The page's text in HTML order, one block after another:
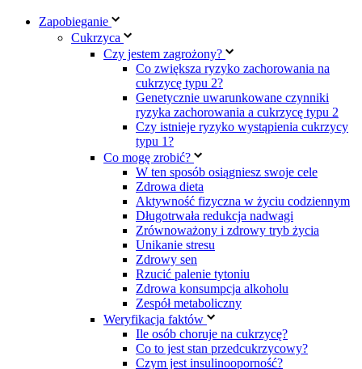
Zapobieganie
Cukrzyca
Czy jestem zagrożony?
Co zwiększa ryzyko zachorowania na
cukrzycę typu 2?
Genetycznie uwarunkowane czynniki
ryzyka zachorowania a cukrzycę typu 2
Czy istnieje ryzyko wystąpienia cukrzycy
typu 1?
Co mogę zrobić?
W ten sposób osiągniesz swoje cele
Zdrowa dieta
Aktywność fizyczna w życiu codziennym
Długotrwała redukcja nadwagi
Zrównoważony i zdrowy tryb życia
Unikanie stresu
Zdrowy sen
Rzucić palenie tytoniu
Zdrowa konsumpcja alkoholu
Zespół metaboliczny
Weryfikacja faktów
Ile osób choruje na cukrzycę?
Co to jest stan przedcukrzycowy?
Czym jest insulinooporność?